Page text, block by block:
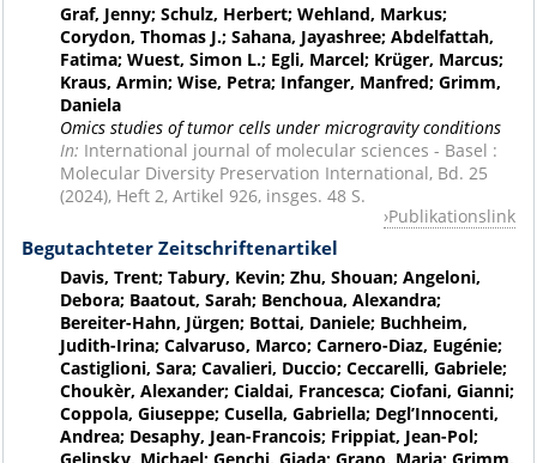
Graf, Jenny; Schulz, Herbert; Wehland, Markus;
Corydon, Thomas J.; Sahana, Jayashree; Abdelfattah,
Fatima; Wuest, Simon L.; Egli, Marcel; Krüger, Marcus;
Kraus, Armin; Wise, Petra; Infanger, Manfred; Grimm,
Daniela
Omics studies of tumor cells under microgravity conditions
In: International journal of molecular sciences - Basel :
Molecular Diversity Preservation International, Bd. 25
(2024), Heft 2, Artikel 926, insges. 48 S.
Publikationslink
Begutachteter Zeitschriftenartikel
Davis, Trent; Tabury, Kevin; Zhu, Shouan; Angeloni,
Debora; Baatout, Sarah; Benchoua, Alexandra;
Bereiter-Hahn, Jürgen; Bottai, Daniele; Buchheim,
Judith-Irina; Calvaruso, Marco; Carnero-Diaz, Eugénie;
Castiglioni, Sara; Cavalieri, Duccio; Ceccarelli, Gabriele;
Choukèr, Alexander; Cialdai, Francesca; Ciofani, Gianni;
Coppola, Giuseppe; Cusella, Gabriella; Degl’Innocenti,
Andrea; Desaphy, Jean-Francois; Frippiat, Jean-Pol;
Gelinsky, Michael; Genchi, Giada; Grano, Maria; Grimm,